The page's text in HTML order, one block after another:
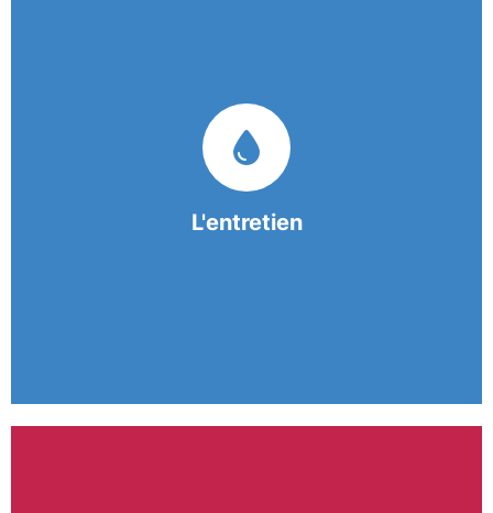
L'entretien
garantissent une prestation de nettoyage de
qualité.